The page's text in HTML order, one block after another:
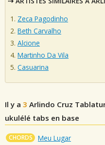
Zeca Pagodinho
Beth Carvalho
Alcione
Martinho Da Vila
Casuarina
Il y a 3 Arlindo Cruz
ukulélé tabs en base
CHORDS Meu Lugar